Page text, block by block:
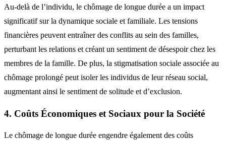
Au-delà de l’individu, le chômage de longue durée a un impact
significatif sur la dynamique sociale et familiale. Les tensions
financières peuvent entraîner des conflits au sein des familles,
perturbant les relations et créant un sentiment de désespoir chez les
membres de la famille. De plus, la stigmatisation sociale associée au
chômage prolongé peut isoler les individus de leur réseau social,
augmentant ainsi le sentiment de solitude et d’exclusion.
4. Coûts Économiques et Sociaux pour la Société
Le chômage de longue durée engendre également des coûts